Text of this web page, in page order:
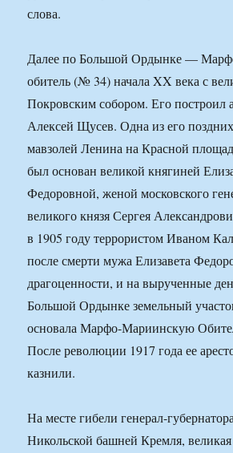
слова.
Далее по Большой Ордынке —
обитель (№ 34) начала XX века с
Покровским собором. Его построил
Алексей Щусев. Одна из его
мавзолей Ленина на Красной
был основан великой княгиней
Федоровной, женой московского
великого князя Сергея
в 1905 году террористом Иваном
после смерти мужа Елизавета
драгоценности, и на вырученные
Большой Ордынке земельный
основала Марфо-Мариинскую
После революции 1917 года ее
казнили.
На месте гибели генерал-
Никольской башней Кремля,